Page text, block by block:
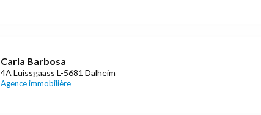
Carla Barbosa
4A Luissgaass L-5681 Dalheim
Agence immobilière